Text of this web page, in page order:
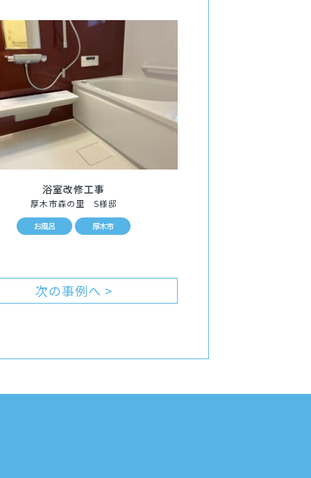
浴室改修工事
厚木市森の里 S様邸
お風呂 厚木市
次の事例へ >